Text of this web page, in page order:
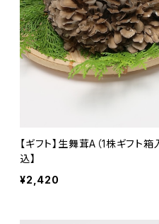
【ギフト】生舞茸A（1株ギフ
込】
¥2,420